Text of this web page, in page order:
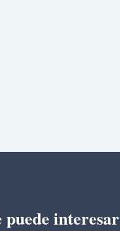
puede interesar